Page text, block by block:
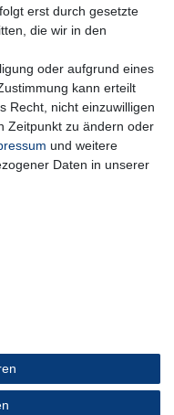
handelt es sich um ein Pflichtfeld.
AGB
erst durch gesetzte
die wir in den
oder aufgrund eines
kann erteilt
Recht, nicht einzuwilligen
Zeitpunkt zu ändern oder
und weitere
Daten in unserer